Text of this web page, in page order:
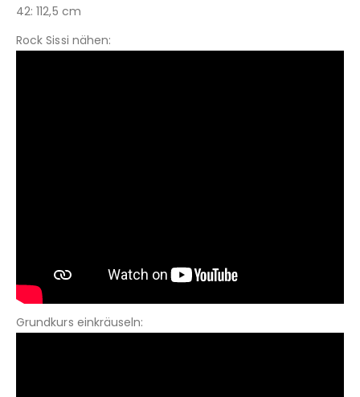
42: 112,5 cm
Rock Sissi nähen:
Grundkurs einkräuseln: